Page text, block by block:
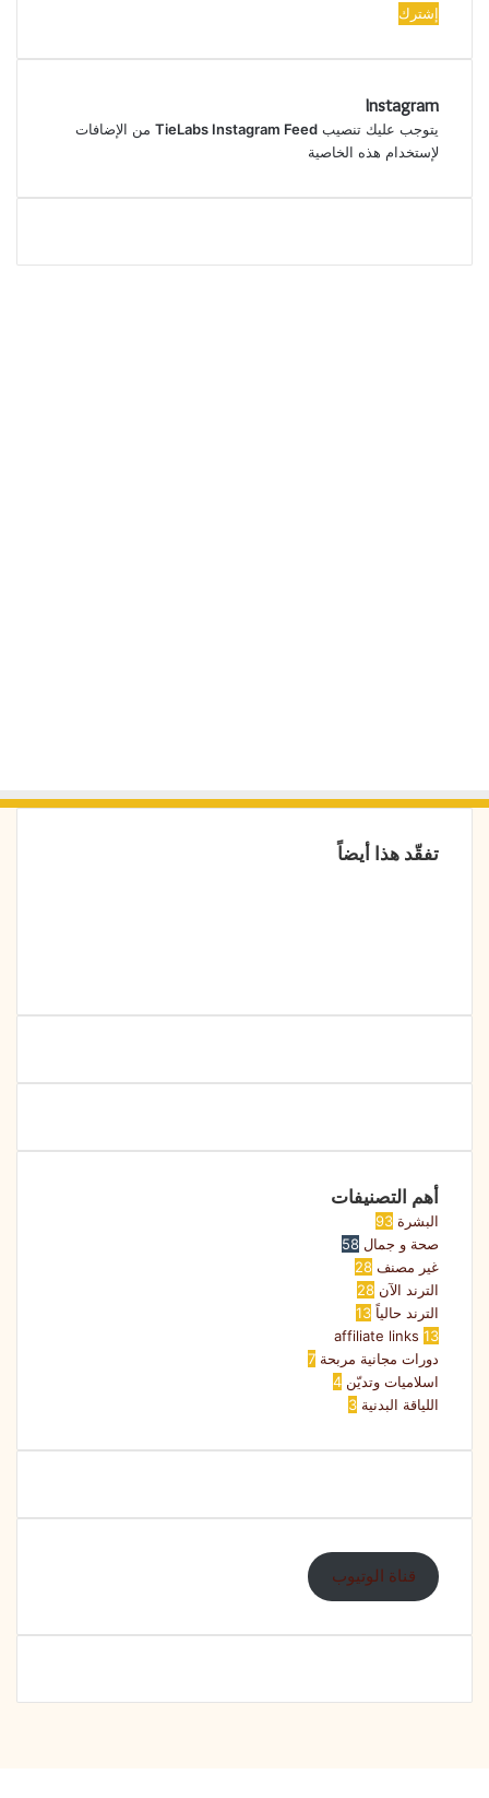
بريدك
Instagram
يتوجب عليك تنصيب TieLabs Instagram Feed من الإضافات
لإستخدام هذه الخاصية
تفقّد هذا أيضاً
أهم التصنيفات
البشرة 93
صحة و جمال 58
غير مصنف 28
الترند الآن 28
الترند حالياً 13
affiliate links 13
دورات مجانية مربحة 7
اسلاميات وتديّن 4
اللياقة البدنية 3
قناة الوتيوب